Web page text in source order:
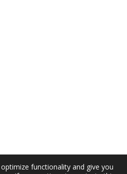
functionality and give you